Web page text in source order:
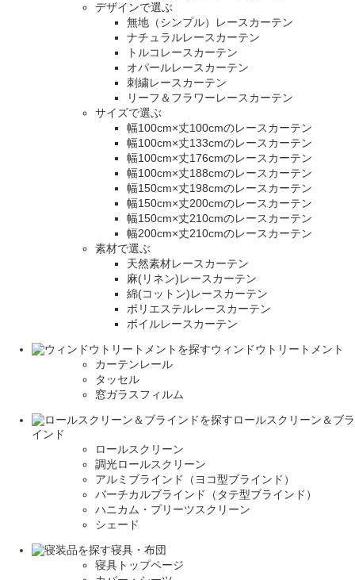
デザインで選ぶ
無地（シンプル）レースカーテン
ナチュラルレースカーテン
トルコレースカーテン
オパールレースカーテン
刺繍レースカーテン
リーフ＆フラワーレースカーテン
サイズで選ぶ
幅100cm×丈100cmのレースカーテン
幅100cm×丈133cmのレースカーテン
幅100cm×丈176cmのレースカーテン
幅100cm×丈188cmのレースカーテン
幅150cm×丈198cmのレースカーテン
幅150cm×丈200cmのレースカーテン
幅150cm×丈210cmのレースカーテン
幅200cm×丈210cmのレースカーテン
素材で選ぶ
天然素材レースカーテン
麻(リネン)レースカーテン
綿(コットン)レースカーテン
ポリエステルレースカーテン
ボイルレースカーテン
ウィンドウトリートメント
カーテンレール
タッセル
窓ガラスフィルム
ロールスクリーン＆ブラ
インド
ロールスクリーン
調光ロールスクリーン
アルミブラインド（ヨコ型ブラインド）
バーチカルブラインド（タテ型ブラインド）
ハニカム・プリーツスクリーン
シェード
寝具・布団
寝具トップページ